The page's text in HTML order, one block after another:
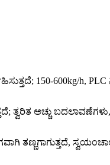
150-600kg/h,
ಅಚ್ಚು ಬದಲಾವಣೆಗಳು,